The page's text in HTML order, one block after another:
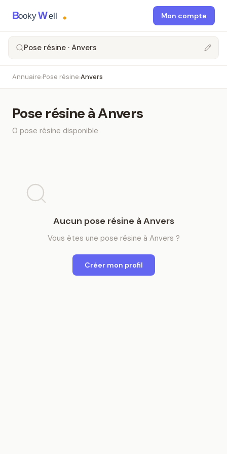
BookyWell Mon compte
Pose résine · Anvers
Annuaire›Pose résine›Anvers
Pose résineàAnvers
0 pose résine disponible
Aucun pose résine àAnvers
Vous êtes une pose résine à Anvers ?
Créer mon profil